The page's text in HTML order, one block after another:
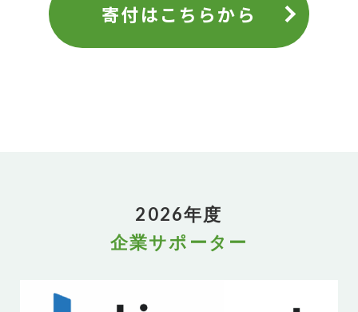
寄付はこちらから
2026年度
企業サポーター